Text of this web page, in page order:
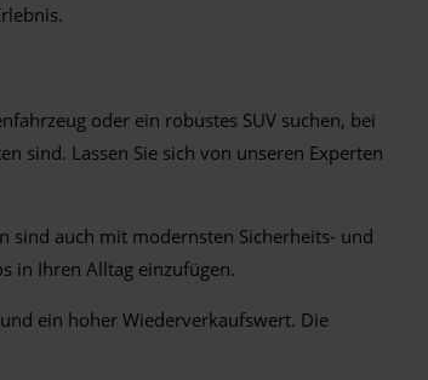
oder ein robustes SUV suchen, bei
sind. Lassen Sie sich von unseren Experten
sind auch mit modernsten Sicherheits- und
in Ihren Alltag einzufügen.
ein hoher Wiederverkaufswert. Die